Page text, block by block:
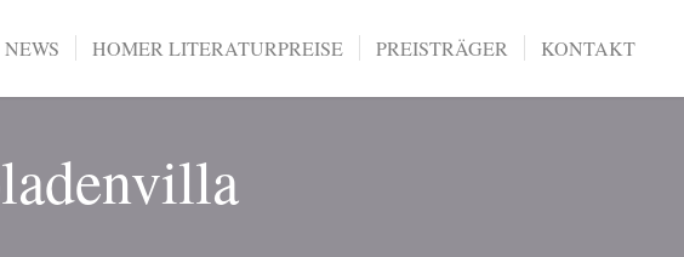
NEWS HOMER LITERATURPREISE PREISTRÄGER KONTAKT